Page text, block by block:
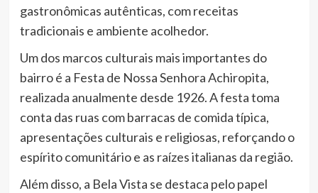
gastronômicas autênticas, com receitas
tradicionais e ambiente acolhedor.
Um dos marcos culturais mais importantes do
bairro é a Festa de Nossa Senhora Achiropita,
realizada anualmente desde 1926. A festa toma
conta das ruas com barracas de comida típica,
apresentações culturais e religiosas, reforçando o
espírito comunitário e as raízes italianas da região.
Além disso, a Bela Vista se destaca pelo papel